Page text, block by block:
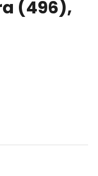
(496),